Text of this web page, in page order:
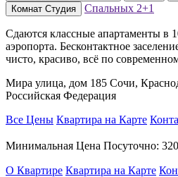
Комнат Студия Спальных 2+1
Сдаются классные апартаменты в
аэропорта. Бесконтактное
чисто, красиво, всё по
Мира улица, дом 185 Сочи,
Российская Федерация
Все Цены Квартира на Карте
Минимальная Цена Посуточно:
О Квартире Квартира на Карте